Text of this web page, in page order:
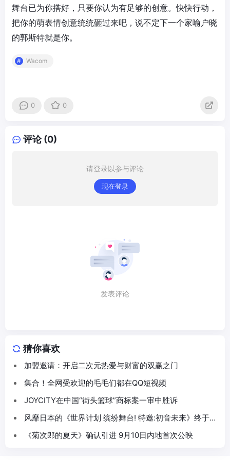
舞台已为你搭好，只要你认为有足够的创意。快快行动，
把你的萌表情创意统统砸过来吧，说不定下一个家喻户晓
的郭斯特就是你。
Wacom
0 0
评论 (0)
请登录以参与评论
现在登录
发表评论
猜你喜欢
加盟邀请：开启二次元热爱与财富的双赢之门
集合！全网受欢迎的毛毛们都在QQ短视频
JOYCITY在中国“街头篮球”商标案一审中胜诉
风靡日本的《世界计划 缤纷舞台! 特邀:初音未来》终于在
中国登场!朝夕光年负责亚洲发行
《菊次郎的夏天》确认引进 9月10日内地首次公映